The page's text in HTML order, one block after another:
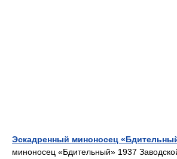
Эскадренный миноносец
миноносец «Бдительный» 1937